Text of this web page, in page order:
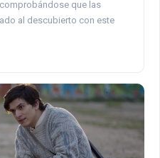
que las
al descubierto con este